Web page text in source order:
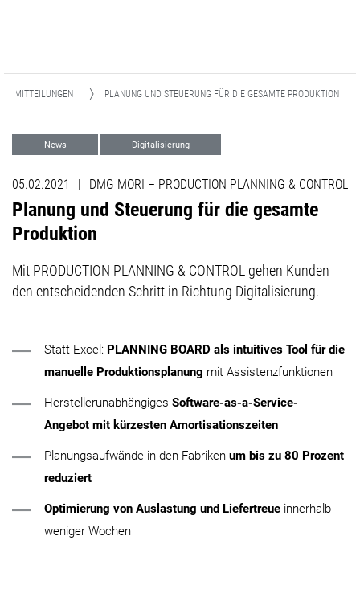
PLANUNG UND STEUERUNG FÜR DIE GESAMTE PRODUKTION
News Digitalisierung
05.02.2021 | DMG MORI – PRODUCTION PLANNING & CONTROL
Planung und Steuerung für die gesamte
Produktion
Mit PRODUCTION PLANNING & CONTROL gehen Kunden
den entscheidenden Schritt in Richtung Digitalisierung.​​​​​​​
Statt Excel: PLANNING BOARD als intuitives Tool für die
manuelle Produktionsplanung mit Assistenzfunktionen
Herstellerunabhängiges Software-as-a-Service-
Angebot mit kürzesten Amortisationszeiten
Planungsaufwände in den Fabriken um bis zu 80 Prozent
reduziert
Optimierung von Auslastung und Liefertreue innerhalb
weniger Wochen